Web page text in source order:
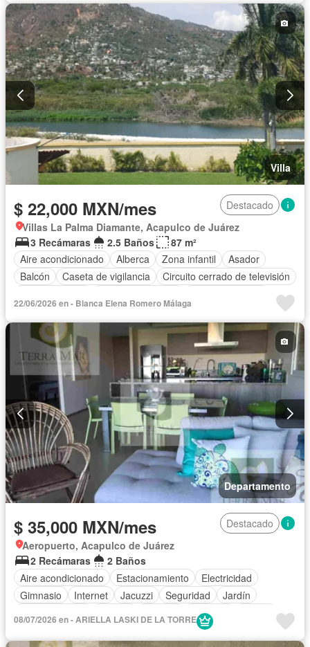
Vista panorámica
Recámara con closet
Wifi
Caseta de vigilancia
Permite mascotas
Permite niños
Completamente amueblado
Villa
$ 22,000 MXN/mes
Destacado
Villas La Palma Diamante, Acapulco de Juárez
3 Recámaras
2.5 Baños
87 m²
Aire acondicionado
Alberca Zona infantil
Asador
Balcón
Caseta de vigilancia
Circuito cerrado de televisión
Jardín
Azotea Seguridad Terraza
Vista panorámica
Sin amueblar
22/06/2026 en - Blanca Elena Romero Málaga
Departamento
$ 35,000 MXN/mes
Destacado
Aeropuerto, Acapulco de Juárez
2 Recámaras
2 Baños
Aire acondicionado
Estacionamiento
Electricidad
Gimnasio
Internet Jacuzzi Seguridad
Jardín
Elevador
Acceso para personas con discapacidad
Cocina equipada
08/07/2026 en - ARIELLA LASKI DE LA TORRE